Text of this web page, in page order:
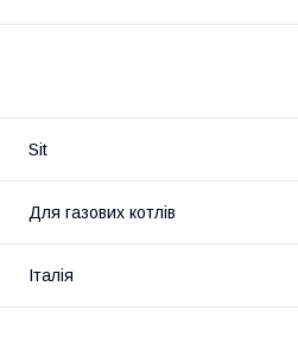
Sit
Для газових котлів
Італія